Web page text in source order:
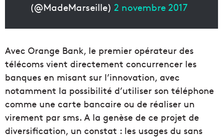
(@MadeMarseille) 2 novembre 2017
Avec Orange Bank, le premier opérateur des
télécoms vient directement concurrencer les
banques en misant sur l’innovation, avec
notamment la possibilité d’utiliser son téléphone
comme une carte bancaire ou de réaliser un
virement par sms. A la genèse de ce projet de
diversification, un constat : les usages du sans